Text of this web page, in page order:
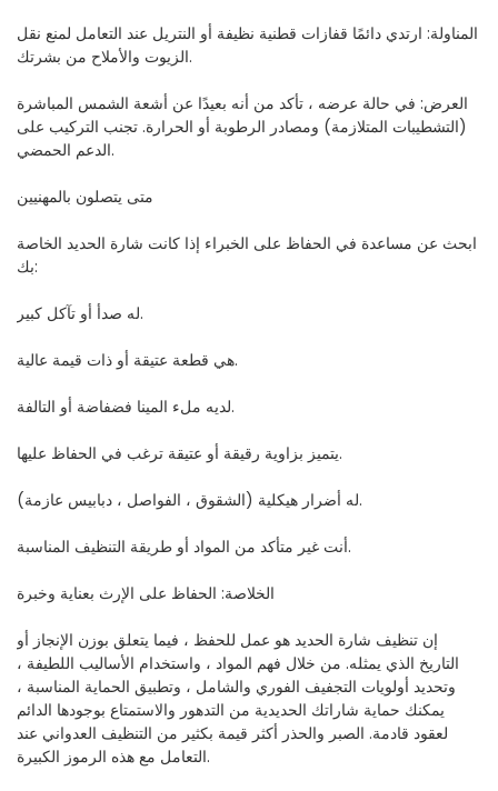
المناولة: ارتدي دائمًا قفازات قطنية نظيفة أو النتريل عند التعامل لمنع نقل
الزيوت والأملاح من بشرتك.
العرض: في حالة عرضه ، تأكد من أنه بعيدًا عن أشعة الشمس المباشرة
(التشطيبات المتلازمة) ومصادر الرطوبة أو الحرارة. تجنب التركيب على
الدعم الحمضي.
متى يتصلون بالمهنيين
ابحث عن مساعدة في الحفاظ على الخبراء إذا كانت شارة الحديد الخاصة
بك:
له صدأ أو تآكل كبير.
هي قطعة عتيقة أو ذات قيمة عالية.
لديه ملء المينا فضفاضة أو التالفة.
يتميز بزاوية رقيقة أو عتيقة ترغب في الحفاظ عليها.
له أضرار هيكلية (الشقوق ، الفواصل ، دبابيس عازمة).
أنت غير متأكد من المواد أو طريقة التنظيف المناسبة.
الخلاصة: الحفاظ على الإرث بعناية وخبرة
إن تنظيف شارة الحديد هو عمل للحفظ ، فيما يتعلق بوزن الإنجاز أو
التاريخ الذي يمثله. من خلال فهم المواد ، واستخدام الأساليب اللطيفة ،
وتحديد أولويات التجفيف الفوري والشامل ، وتطبيق الحماية المناسبة ،
يمكنك حماية شاراتك الحديدية من التدهور والاستمتاع بوجودها الدائم
لعقود قادمة. الصبر والحذر أكثر قيمة بكثير من التنظيف العدواني عند
التعامل مع هذه الرموز الكبيرة.